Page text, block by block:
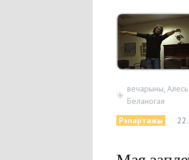
вечарыны,
Беланогая
Рэпартажы